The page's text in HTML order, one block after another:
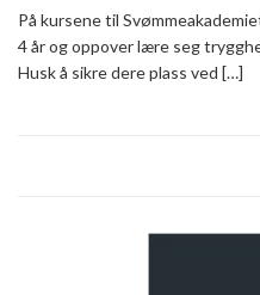
På kursene til
4 år og oppover lære seg
Husk å sikre dere plass ved […]